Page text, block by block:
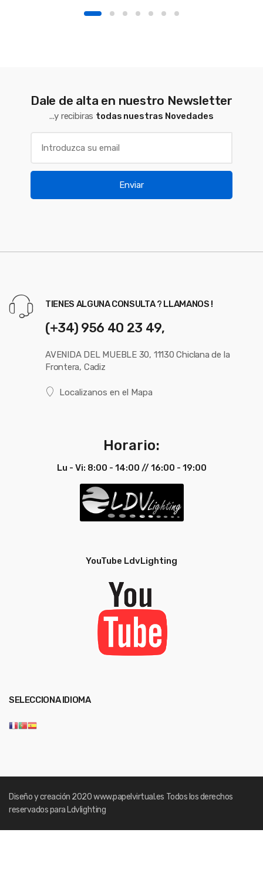
Dale de alta en nuestro Newsletter
...y recibiras todas nuestras Novedades
Enviar
TIENES ALGUNA CONSULTA ? LLAMANOS !
(+34) 956 40 23 49,
AVENIDA DEL MUEBLE 30, 11130 Chiclana de la
Frontera, Cadiz
Localizanos en el Mapa
Horario:
Lu - Vi: 8:00 - 14:00 // 16:00 - 19:00
YouTube LdvLighting
SELECCIONA IDIOMA
Diseño y creación 2020www.papelvirtual.es Todos los derechos
reservados para Ldvlighting